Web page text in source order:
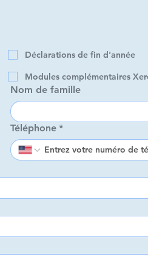
Modules
Xero
Téléphone *
Déclarations de fin d'année
Modules complémentaires
Nom de famille
Téléphone *